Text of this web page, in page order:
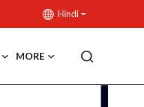
Hindi
MORE